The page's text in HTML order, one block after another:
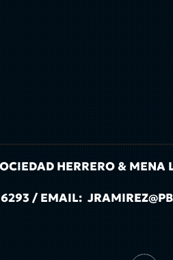
HERRERO & MENA
/ EMAIL: